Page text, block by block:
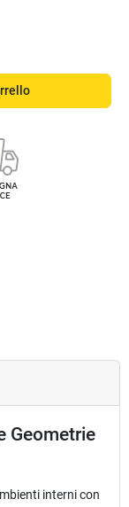
Geometrie
interni con